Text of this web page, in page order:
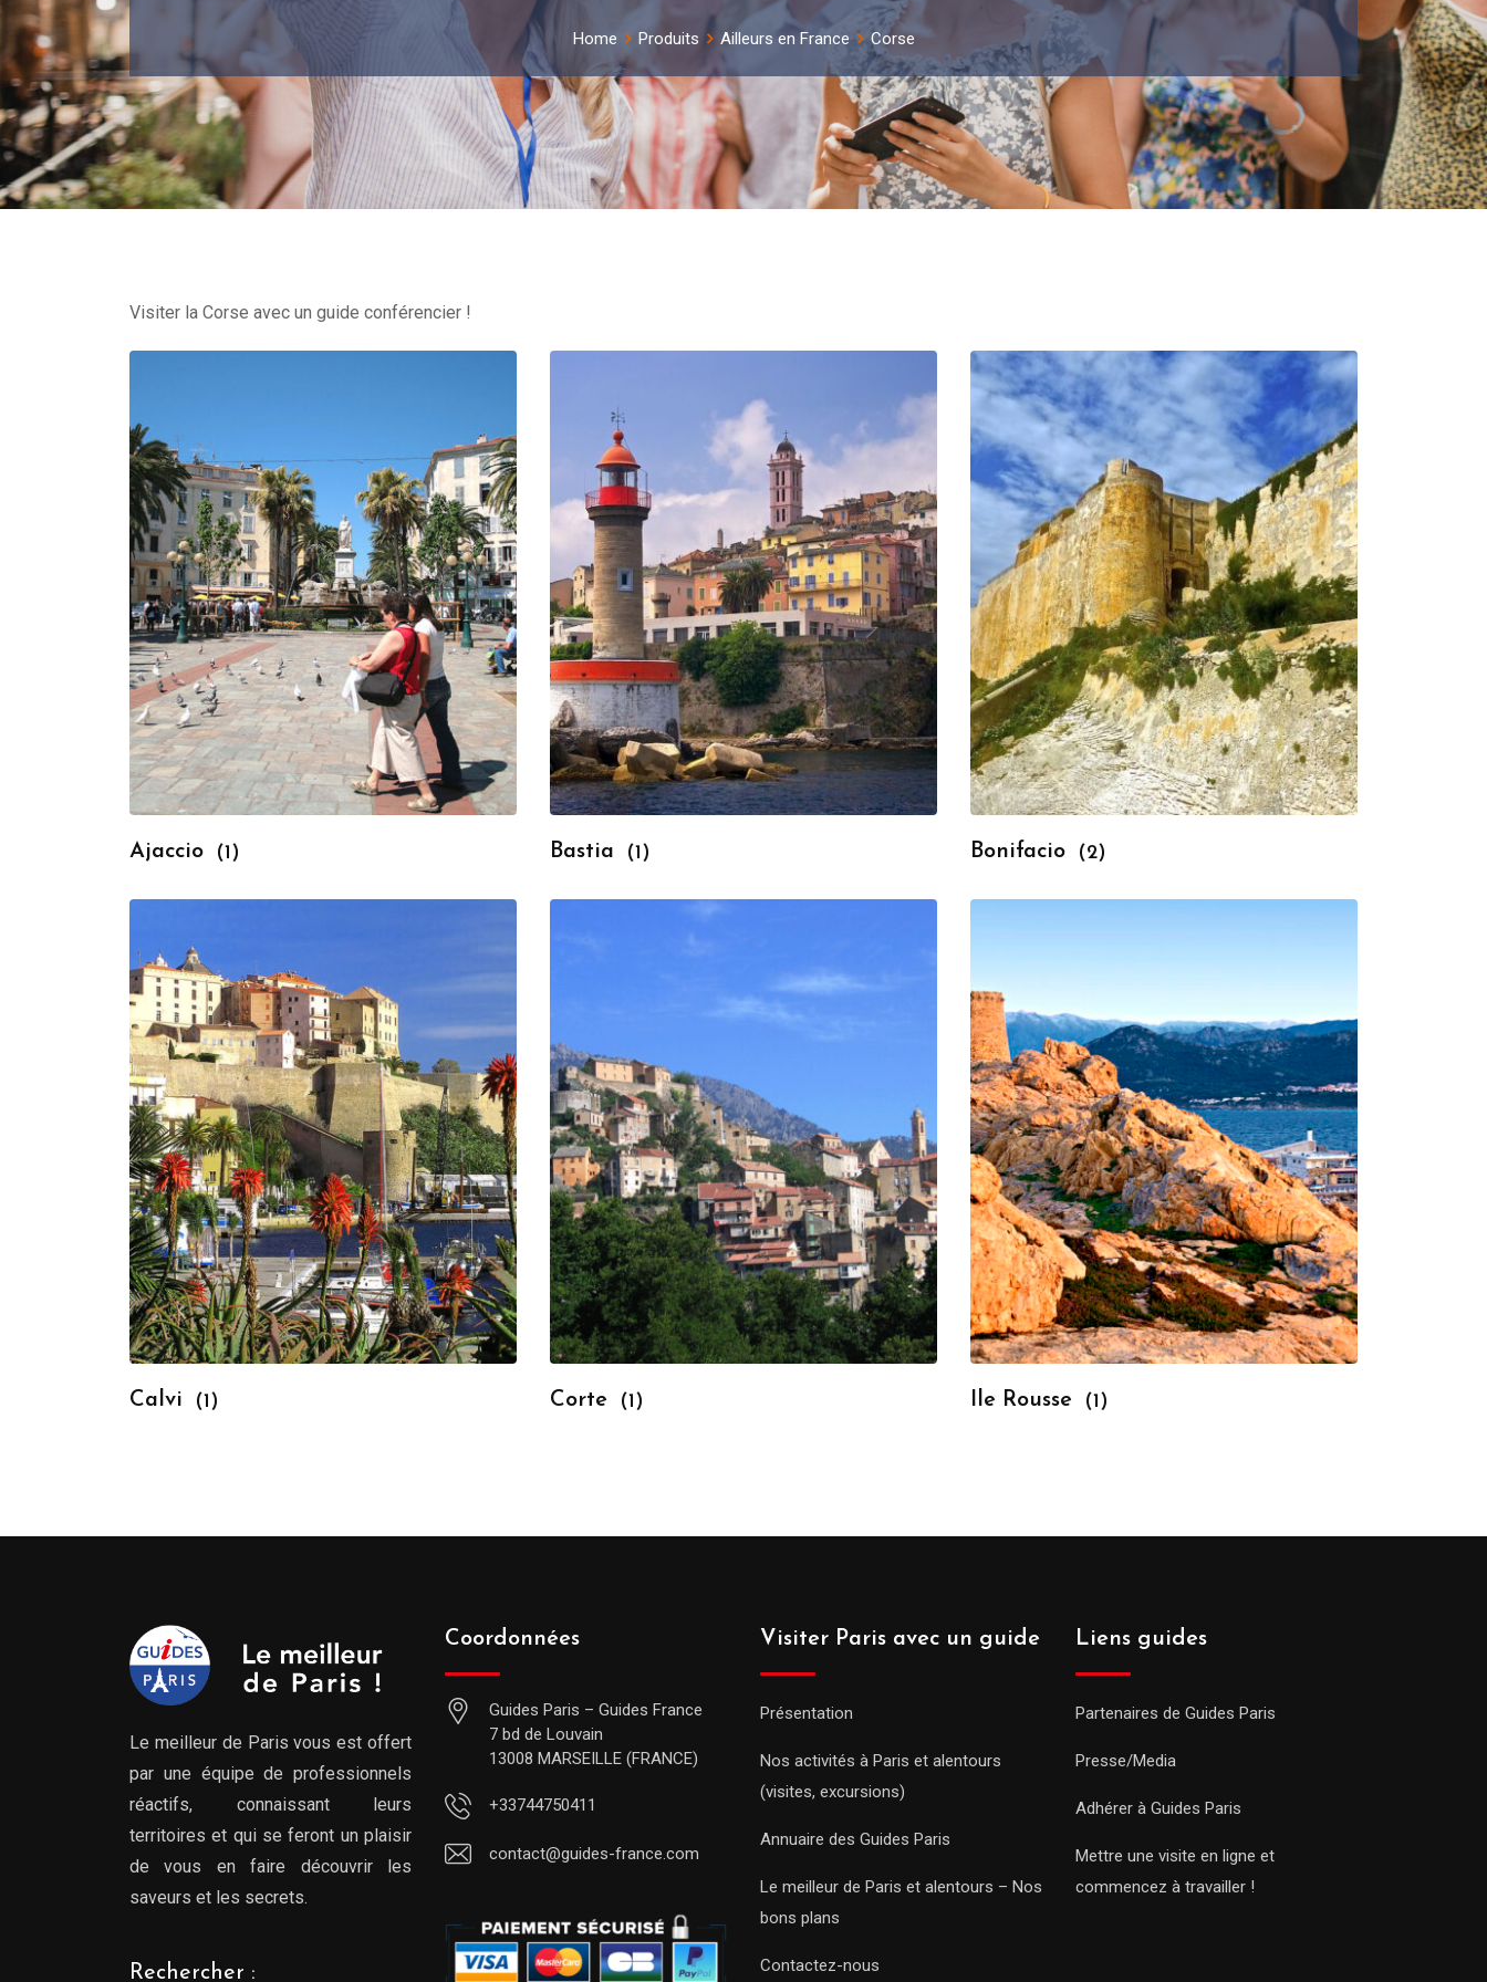
Home Produits Ailleurs en France Corse
Visiter la Corse avec un guide conférencier !
Ajaccio (1) Bastia (1) Bonifacio (2)
Calvi (1) Corte (1) Ile Rousse (1)
Le meilleur de Paris vous est offert
par une équipe de professionnels
réactifs, connaissant leurs
territoires et qui se feront un plaisir
de vous en faire découvrir les
saveurs et les secrets.
Rechercher :
Coordonnées
Guides Paris – Guides France
7 bd de Louvain
13008 MARSEILLE (FRANCE)
+33744750411
contact@guides-france.com
Visiter Paris avec un guide
Présentation
Nos activités à Paris et alentours
(visites, excursions)
Annuaire des Guides Paris
Le meilleur de Paris et alentours – Nos
bons plans
Contactez-nous
Liens guides
Partenaires de Guides Paris
Presse/Media
Adhérer à Guides Paris
Mettre une visite en ligne et
commencez à travailler !